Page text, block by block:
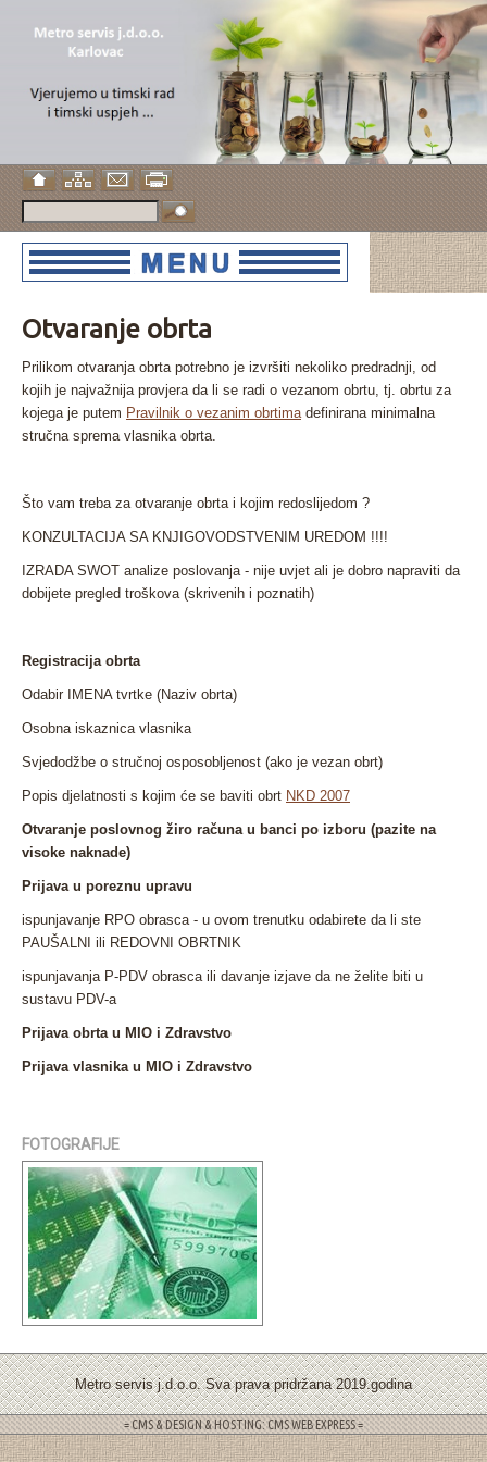
Otvaranje obrta
Prilikom otvaranja obrta potrebno je izvršiti nekoliko predradnji, od
kojih je najvažnija provjera da li se radi o vezanom obrtu, tj. obrtu za
kojega je putem Pravilnik o vezanim obrtimadefinirana minimalna
stručna sprema vlasnika obrta.
Što vam treba za otvaranje obrta i kojim redoslijedom ?
KONZULTACIJA SA KNJIGOVODSTVENIM UREDOM !!!!
IZRADA SWOT analize poslovanja - nije uvjet ali je dobro napraviti da
dobijete pregled troškova (skrivenih i poznatih)
Registracija obrta
Odabir IMENA tvrtke (Naziv obrta)
Osobna iskaznica vlasnika
Svjedodžbe o stručnoj osposobljenost (ako je vezan obrt)
Popis djelatnosti s kojim će se baviti obrt NKD 2007
Otvaranje poslovnog žiro računa u banci po izboru (pazite na
visoke naknade)
Prijava u poreznu upravu
ispunjavanje RPO obrasca - u ovom trenutku odabirete da li ste
PAUŠALNI ili REDOVNI OBRTNIK
ispunjavanja P-PDV obrasca ili davanje izjave da ne želite biti u
sustavu PDV-a
Prijava obrta u MIO i Zdravstvo
Prijava vlasnika u MIO i Zdravstvo
FOTOGRAFIJE
Metro servis j.d.o.o. Sva prava pridržana 2019.godina
= CMS & DESIGN & HOSTING: CMS WEB EXPRESS =